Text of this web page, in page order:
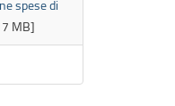
spese di
MB]